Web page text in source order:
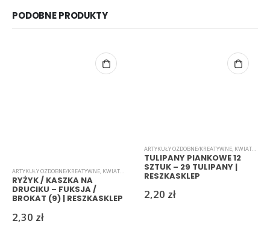
PODOBNE PRODUKTY
ARTYKUŁY OZDOBNE/KREATYWNE, KWIATKI
RYŻYK / KASZKA NA
DRUCIKU – FUKSJA /
BROKAT (9) | RESZKASKLEP
2,30 zł
ARTYKUŁY OZDOBNE/KREATYWNE KWIATKI
TULIPANY PIANKOWE 12
SZTUK – 29 TULIPANY |
RESZKASKLEP
2,20 zł